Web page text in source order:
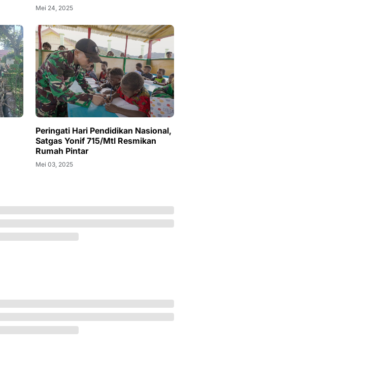
Mei 24, 2025
Peringati Hari Pendidikan Nasional,
Satgas Yonif 715/Mtl Resmikan
Rumah Pintar
Mei 03, 2025